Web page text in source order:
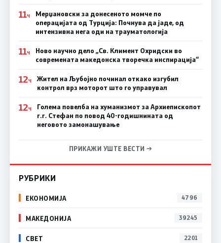
11Ч
Мерџановски за донесеното момче по
операцијата од Турција: Почнува да јаде, од
интензивна нега оди на трауматологија
11Ч
Ново научно дело „Св. Климент Охридски во
современата македонска творечка инспирација“
12Ч
Жител на Љубојно починал откако изгубил
контрол врз моторот што го управувал
12Ч
Голема повелба на хуманизмот за Архиепископот
г.г. Стефан по повод 40-годишнината од
неговото замонашување
ПРИКАЖИ УШТЕ ВЕСТИ →
РУБРИКИ
ЕКОНОМИЈА 4796
МАКЕДОНИЈА 39245
СВЕТ 2201